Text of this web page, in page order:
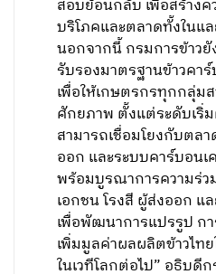
สอบย้อนกลับ เพื่อสร้าง
บริโภคและตลาดทั้งในแ
นอกจากนี้ กรมการข้าว
รับรองมาตรฐานข้าวคา
เพื่อให้เกษตรกรทุกกลุ่ม
ศักยภาพ ตั้งแต่ระดับเริ่
สามารถเชื่อมโยงกับตล
ออก และระบบคาร์บอน
พร้อมบูรณาการความร่
เอกชน โรงสี ผู้ส่งออก แ
เพื่อพัฒนาการแปรรูป ก
เพิ่มมูลค่าผลผลิตข้าวไท
ในเวทีโลกต่อไป” อธิบดี